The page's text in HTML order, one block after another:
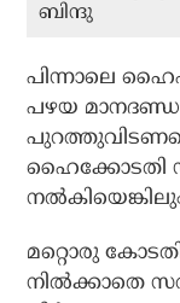
ബിന്ദു
പിന്നാലെ
പഴയ മാനദണ്ഡ
ഹൈക്കോടതി
മറ്റൊരു
നിൽക്കാതെ